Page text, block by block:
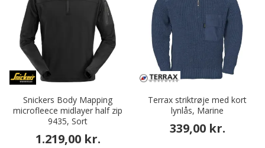
Snickers Body Mapping
microfleece midlayer half zip
9435, Sort
1.219,00 kr.
Terrax striktrøje med kort
lynlås, Marine
339,00 kr.